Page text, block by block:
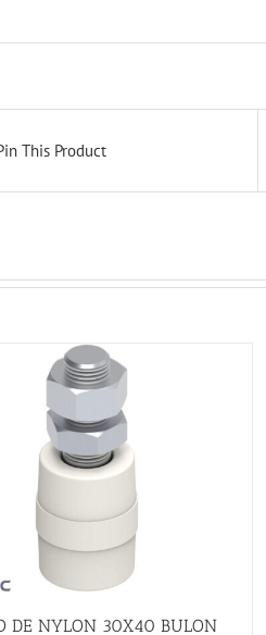
This Product
DE NYLON 30X40 BULON